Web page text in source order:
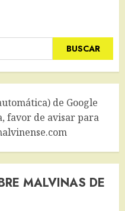
de Google
favor de avisar para
MALVINAS DE